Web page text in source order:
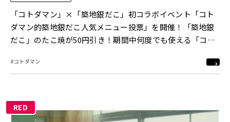
「コトダマン」×「築地銀だこ」初コラボイベント「コト
ダマン的築地銀だこ人気メニュー投票」を開催！「築地銀
だこ」のたこ焼が50円引き！期間中何度でも使える「コト
#コトダマン
RED